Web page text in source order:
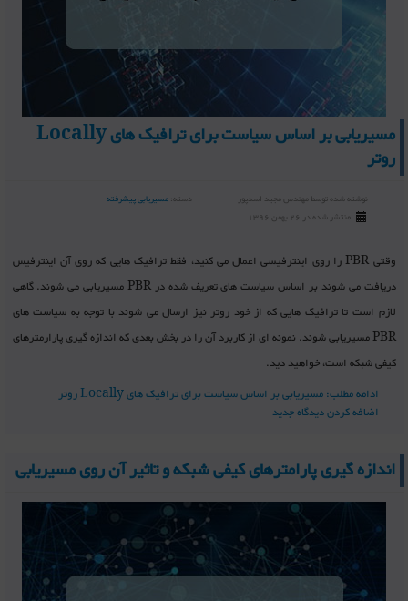
مسیریابی بر اساس سیاست برای ترافیک های Locally
روتر
نوشته شده توسطمهندس مجید اسدپور دسته:مسیریابی پیشرفته
منتشر شده در 26 بهمن 1396
وقتی PBR را روی اینترفیسی اعمال می کنید، فقط ترافیک هایی که روی آن اینترفیس
دریافت می شوند بر اساس سیاست های تعریف شده در PBR مسیریابی می شوند. گاهی
لازم است تا ترافیک هایی که از خود روتر نیز ارسال می شوند با توجه به سیاست های
PBR مسیریابی شوند. نمونه ای از کاربرد آن را در بخش بعدی که اندازه گیری پارارمترهای
کیفی شبکه است، خواهید دید.
ادامه مطلب: مسیریابی بر اساس سیاست برای ترافیک های Locally روتر
اضافه کردن دیدگاه جدید
اندازه گیری پارامترهای کیفی شبکه و تاثیر آن روی مسیریابی